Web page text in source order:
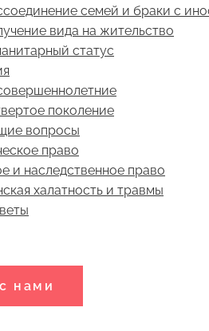
семей и браки с
вида на жительство
статус
поколение
вопросы
право
и наследственное право
халатность и травмы
нами